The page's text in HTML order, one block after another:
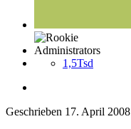
Administrators
1,5Tsd
Geschrieben 17. April 2008